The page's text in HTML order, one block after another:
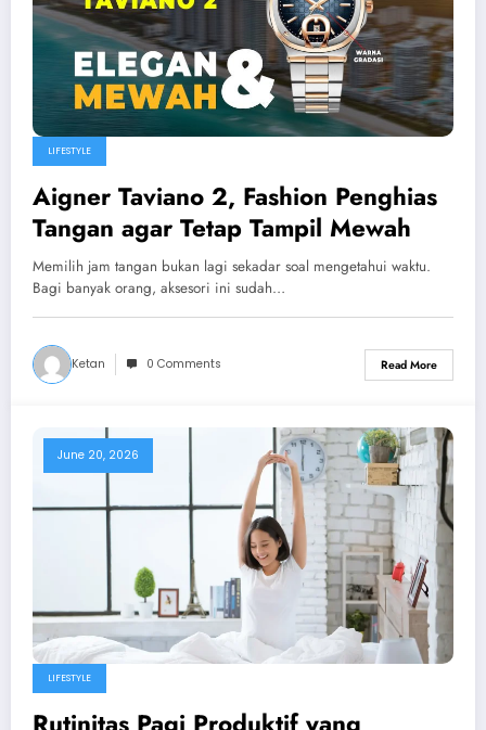
LIFESTYLE
Aigner Taviano 2, Fashion Penghias
Tangan agar Tetap Tampil Mewah
Memilih jam tangan bukan lagi sekadar soal mengetahui waktu.
Bagi banyak orang, aksesori ini sudah…
Ketan 0 Comments Read More
June 20, 2026
LIFESTYLE